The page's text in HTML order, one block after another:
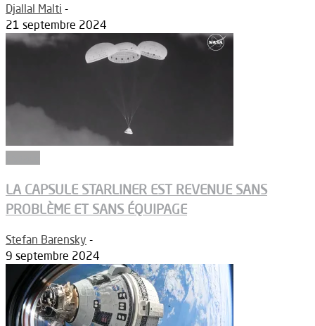
Djallal Malti -
21 septembre 2024
LA CAPSULE STARLINER EST REVENUE SANS
PROBLÈME ET SANS ÉQUIPAGE
Stefan Barensky -
9 septembre 2024